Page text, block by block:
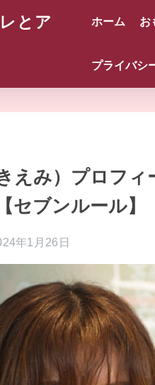
とア ホーム お
プライバシ
えみ）プロフィ
セブンルール】
年1月26日